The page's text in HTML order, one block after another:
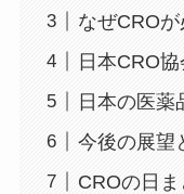
なぜCROが
日本CRO
日本の医薬
今後の展望
CROの日ま